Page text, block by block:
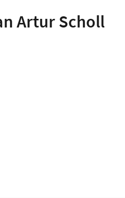
Artur Scholl